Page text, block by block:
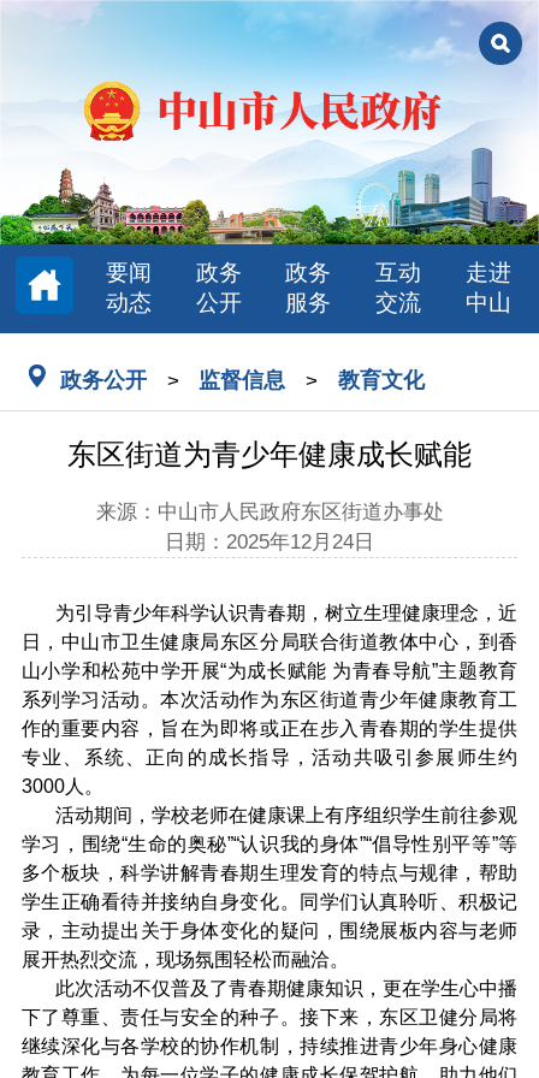
要闻
动态
政务
公开
政务
服务
互动
交流
走进
中山
政务公开 > 监督信息 > 教育文化
东区街道为青少年健康成长赋能
来源：中山市人民政府东区街道办事处
日期：2025年12月24日
为引导青少年科学认识青春期，树立生理健康理念，近
日，中山市卫生健康局东区分局联合街道教体中心，到香
山小学和松苑中学开展“为成长赋能 为青春导航”主题教育
系列学习活动。本次活动作为东区街道青少年健康教育工
作的重要内容，旨在为即将或正在步入青春期的学生提供
专业、系统、正向的成长指导，活动共吸引参展师生约
3000人。
活动期间，学校老师在健康课上有序组织学生前往参观
学习，围绕“生命的奥秘”“认识我的身体”“倡导性别平等”等
多个板块，科学讲解青春期生理发育的特点与规律，帮助
学生正确看待并接纳自身变化。同学们认真聆听、积极记
录，主动提出关于身体变化的疑问，围绕展板内容与老师
展开热烈交流，现场氛围轻松而融洽。
此次活动不仅普及了青春期健康知识，更在学生心中播
下了尊重、责任与安全的种子。接下来，东区卫健分局将
继续深化与各学校的协作机制，持续推进青少年身心健康